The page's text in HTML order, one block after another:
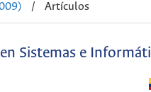
/ Artículos
Sistemas e